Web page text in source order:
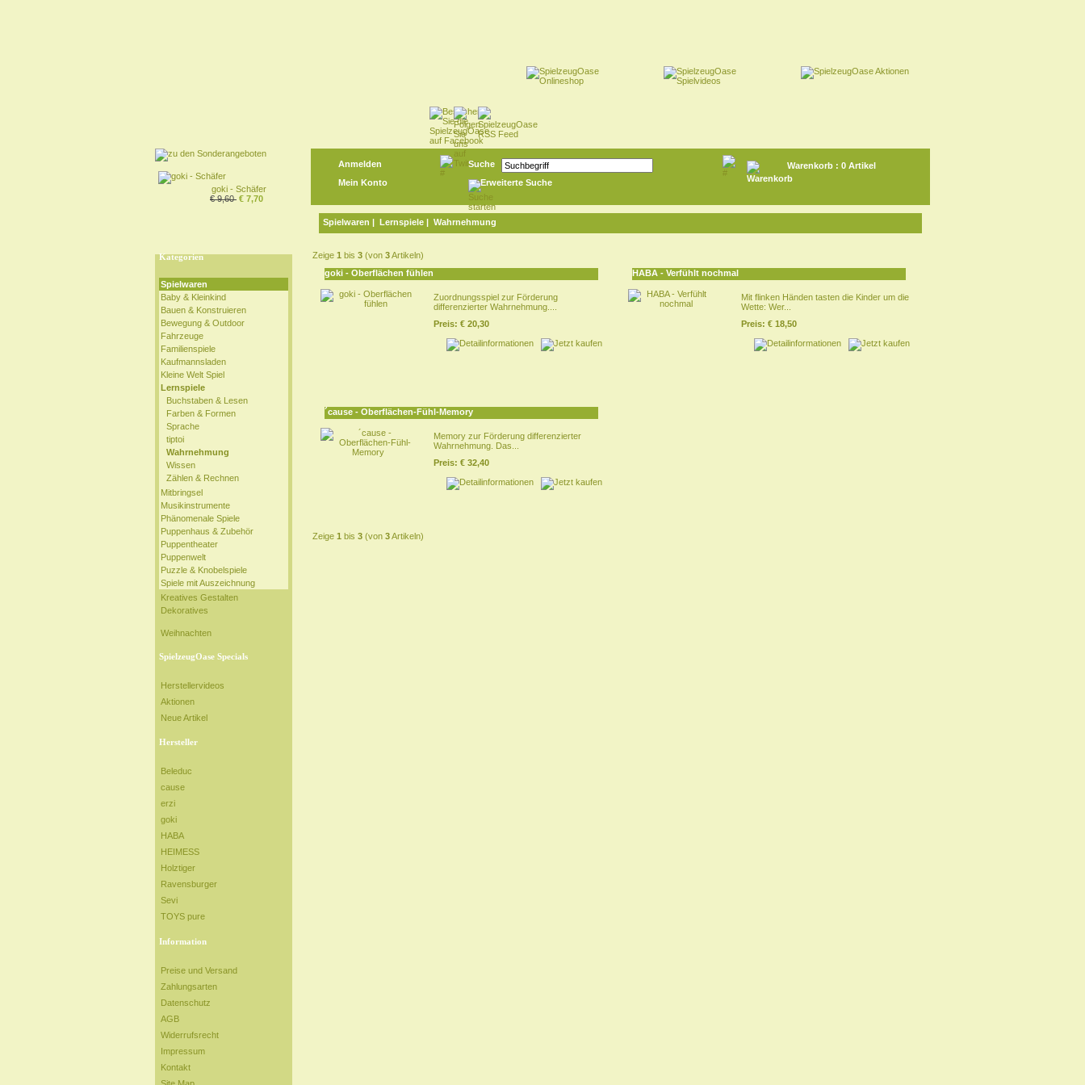
goki - Schäfer
€ 9,60 € 7,70
Anmelden
Mein Konto
Suche
Erweiterte Suche
Warenkorb : 0 Artikel
Spielwaren | Lernspiele | Wahrnehmung
Kategorien
Spielwaren
Baby & Kleinkind
Bauen & Konstruieren
Bewegung & Outdoor
Fahrzeuge
Familienspiele
Kaufmannsladen
Kleine Welt Spiel
Lernspiele
Buchstaben & Lesen
Farben & Formen
Sprache
tiptoi
Wahrnehmung
Wissen
Zählen & Rechnen
Mitbringsel
Musikinstrumente
Phänomenale Spiele
Puppenhaus & Zubehör
Puppentheater
Puppenwelt
Puzzle & Knobelspiele
Spiele mit Auszeichnung
Kreatives Gestalten
Dekoratives
Weihnachten
SpielzeugOase Specials
Herstellervideos
Aktionen
Neue Artikel
Hersteller
Beleduc
cause
erzi
goki
HABA
HEIMESS
Holztiger
Ravensburger
Sevi
TOYS pure
Information
Preise und Versand
Zahlungsarten
Datenschutz
AGB
Widerrufsrecht
Impressum
Kontakt
Zeige 1 bis 3 (von 3Artikeln)
goki - Oberflächen fühlen
Zuordnungsspiel zur Förderung
differenzierter Wahrnehmung....
Preis: € 20,30
HABA - Verfühlt nochmal
Mit flinken Händen tasten die Kinder um die
Wette: Wer...
Preis: € 18,50
´cause - Oberflächen-Fühl-Memory
Memory zur Förderung differenzierter
Wahrnehmung. Das...
Preis: € 32,40
Zeige 1 bis 3 (von 3Artikeln)